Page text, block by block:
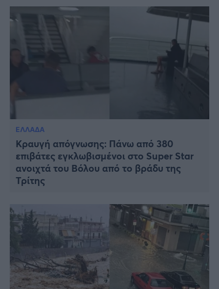
ΕΛΛΑΔΑ
Κραυγή απόγνωσης: Πάνω από 380
επιβάτες εγκλωβισμένοι στο Super Star
ανοιχτά του Βόλου από το βράδυ της
Τρίτης